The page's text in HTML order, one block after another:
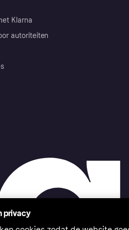
Klarna
autoriteiten
privacy